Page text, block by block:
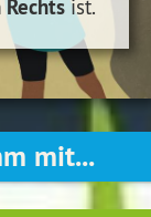
ist.
mit...